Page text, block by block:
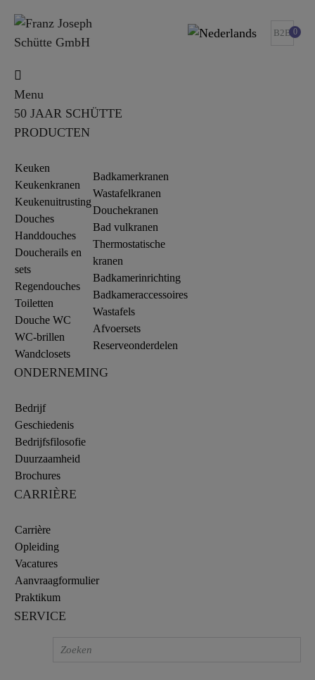
B2B 0
Menu
50 JAAR SCHÜTTE
PRODUCTEN
Keuken
Keukenkranen
Keukenuitrusting
Douches
Handdouches
Doucherails en
sets
Regendouches
Toiletten
Douche WC
WC-brillen
Wandclosets
Badkamerkranen
Wastafelkranen
Douchekranen
Bad vulkranen
Thermostatische
kranen
Badkamerinrichting
Badkameraccessoires
Wastafels
Afvoersets
Reserveonderdelen
ONDERNEMING
Bedrijf
Geschiedenis
Bedrijfsfilosofie
Duurzaamheid
Brochures
CARRIÈRE
Carrière
Opleiding
Vacatures
Aanvraagformulier
Praktikum
SERVICE